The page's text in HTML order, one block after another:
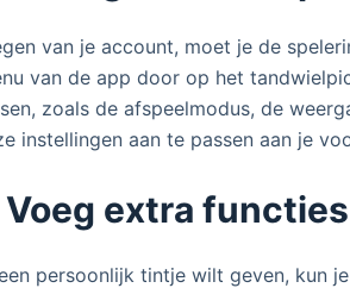
van je account, moet je de
van de app door op het
zoals de afspeelmodus, de
instellingen aan te passen aan je
Voeg extra
persoonlijk tintje wilt geven, kun